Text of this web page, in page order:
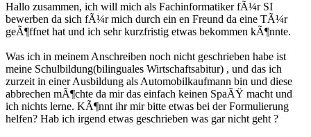
Hallo zusammen, ich will mich als Fachinformatiker fÃ¼r SI
bewerben da sich fÃ¼r mich durch ein en Freund da eine TÃ¼r
geÃ¶ffnet hat und ich sehr kurzfristig etwas bekommen kÃ¶nnte.
Was ich in meinem Anschreiben noch nicht geschrieben habe ist
meine Schulbildung(bilinguales Wirtschaftsabitur) , und das ich
zurzeit in einer Ausbildung als Automobilkaufmann bin und diese
abbrechen mÃ¶chte da mir das einfach keinen SpaÃŸ macht und
ich nichts lerne. KÃ¶nnt ihr mir bitte etwas bei der Formulierung
helfen? Hab ich irgend etwas geschrieben was gar nicht geht ?